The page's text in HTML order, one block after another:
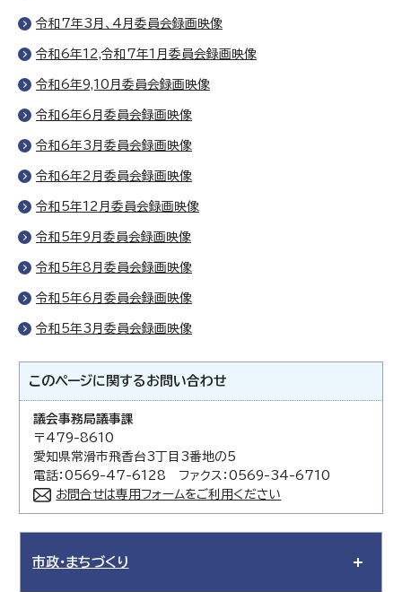
令和7年3月、4月委員会録画映像
令和6年12,令和7年1月委員会録画映像
令和6年9,10月委員会録画映像
令和6年6月委員会録画映像
令和6年3月委員会録画映像
令和6年2月委員会録画映像
令和5年12月委員会録画映像
令和5年9月委員会録画映像
令和5年8月委員会録画映像
令和5年6月委員会録画映像
令和5年3月委員会録画映像
このページに関する お問い合わせ
議会事務局議事課
〒479-8610
愛知県常滑市飛香台3丁目3番地の5
電話：0569-47-6128 ファクス：0569-34-6710
お問合せは専用フォームをご利用ください
市政・まちづくり